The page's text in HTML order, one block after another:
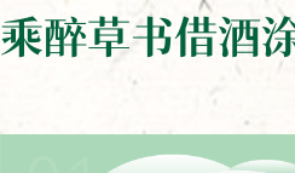
乘醉草书借酒